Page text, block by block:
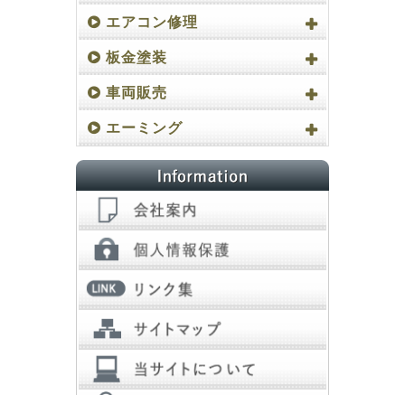
エアコン修理
板金塗装
車両販売
エーミング